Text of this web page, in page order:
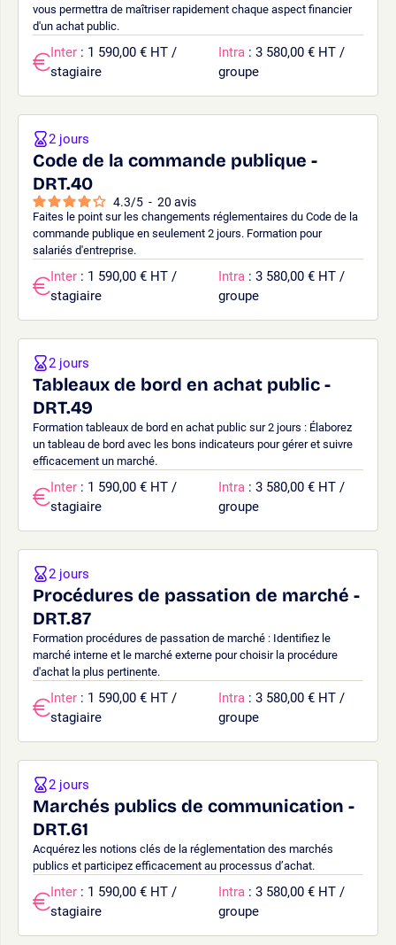
vous permettra de maîtriser rapidement chaque aspect financier
d'un achat public.
Inter : 1 590,00 € HT /
stagiaire
Intra : 3 580,00 € HT /
groupe
Code de la commande publique -
DRT.40
4.3/5 - 20 avis
Faites le point sur les changements réglementaires du Code de la
commande publique en seulement 2 jours. Formation pour
salariés d'entreprise.
2 jours
Inter : 1 590,00 € HT /
stagiaire
Intra : 3 580,00 € HT /
groupe
Tableaux de bord en achat public -
DRT.49
Formation tableaux de bord en achat public sur 2 jours : Élaborez
un tableau de bord avec les bons indicateurs pour gérer et suivre
efficacement un marché.
2 jours
Inter : 1 590,00 € HT /
stagiaire
Intra : 3 580,00 € HT /
groupe
Procédures de passation de marché -
DRT.87
Formation procédures de passation de marché : Identifiez le
marché interne et le marché externe pour choisir la procédure
d'achat la plus pertinente.
2 jours
Inter : 1 590,00 € HT /
stagiaire
Intra : 3 580,00 € HT /
groupe
Marchés publics de communication -
DRT.61
Acquérez les notions clés de la réglementation des marchés
publics et participez efficacement au processus d’achat.
2 jours
Inter : 1 590,00 € HT /
stagiaire
Intra : 3 580,00 € HT /
groupe